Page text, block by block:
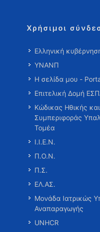
Χρήσιμοι
Ελληνική
ΥΝΑΝΠ
Η σελίδα μου -
Επιτελική Δομή
Κώδικας Ηθικής
Συμπεριφοράς
Τομέα
Ι.Ι.Ε.Ν.
Π.Ο.Ν.
Π.Σ.
ΕΛ.ΑΣ.
Μονάδα Ιατρικώς
Αναπαραγωγής
UNHCR